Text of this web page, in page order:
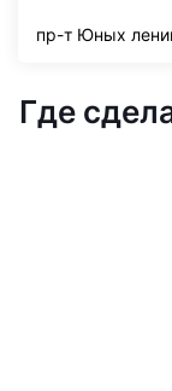
пр-т Юных
Где